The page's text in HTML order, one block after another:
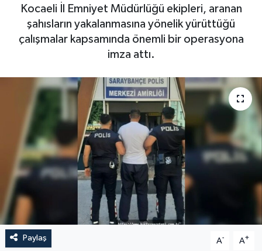
Kocaeli İl Emniyet Müdürlüğü ekipleri, aranan
şahısların yakalanmasına yönelik yürüttüğü
çalışmalar kapsamında önemli bir operasyona
imza attı.
Paylaş A- A+
Haber Arşivi